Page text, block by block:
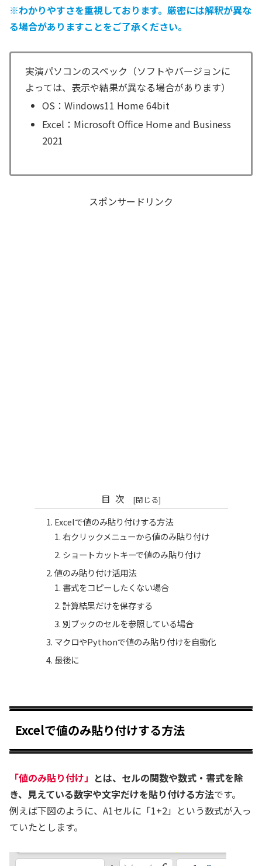
※わかりやすさを重視しております。厳密には解釈が異な
る場合がありますことをご了承ください。
実演パソコンのスペック（ソフトやバージョンに
よっては、表示や結果が異なる場合があります）
OS：Windows11 Home 64bit
Excel：Microsoft Office Home and Business
2021
スポンサードリンク
目次
Excelで値のみ貼り付けする方法
右クリックメニューから値のみ貼り付け
ショートカットキーで値のみ貼り付け
値のみ貼り付け活用法
書式をコピーしたくない場合
計算結果だけを保存する
別ブックのセルを参照している場合
マクロやPythonで値のみ貼り付けを自動化
最後に
Excelで値のみ貼り付けする方法
「値のみ貼り付け」 とは、セルの関数や数式・書式を除
き、見えている数字や文字だけを貼り付ける方法です。
例えば下図のように、A1セルに「1+2」という数式が入っ
ていたとします。